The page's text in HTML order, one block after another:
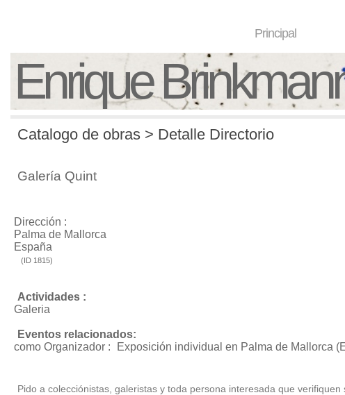
Principal
Enrique
Catalogo de obras > Detalle Directorio
Galería Quint
Dirección :
Palma de Mallorca
España
(ID 1815)
Actividades :
Galeria
Eventos relacionados:
como Organizador :
Exposición individual en Palma de Mallorca
Pido a colecciónistas, galeristas y toda persona interesada que